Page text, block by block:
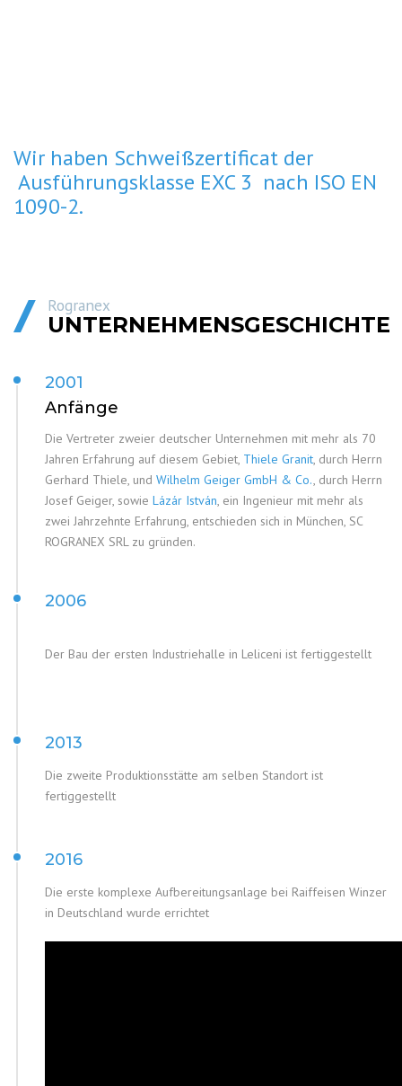
Wir haben Schweißzertificat der
Ausführungsklasse EXC 3 nach ISO EN
1090-2.
Rogranex
UNTERNEHMENSGESCHICHTE
2001
Anfänge
Die Vertreter zweier deutscher Unternehmen mit mehr als 70
Jahren Erfahrung auf diesem Gebiet, Thiele Granit, durch Herrn
Gerhard Thiele, und Wilhelm Geiger GmbH & Co., durch Herrn
Josef Geiger, sowie Lázár István, ein Ingenieur mit mehr als
zwei Jahrzehnte Erfahrung, entschieden sich in München, SC
ROGRANEX SRL zu gründen.
2006
Der Bau der ersten Industriehalle in Leliceni ist fertiggestellt
2013
Die zweite Produktionsstätte am selben Standort ist
fertiggestellt
2016
Die erste komplexe Aufbereitungsanlage bei Raiffeisen Winzer
in Deutschland wurde errichtet